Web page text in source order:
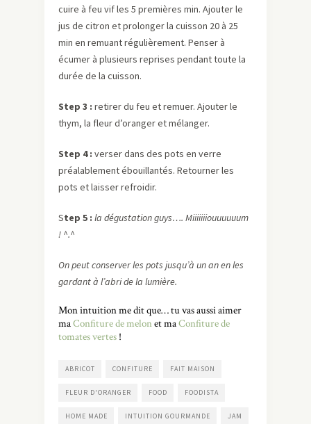
cuire à feu vif les 5 premières min. Ajouter le
jus de citron et prolonger la cuisson 20 à 25
min en remuant régulièrement. Penser à
écumer à plusieurs reprises pendant toute la
durée de la cuisson.
Step 3 : retirer du feu et remuer. Ajouter le
thym, la fleur d’oranger et mélanger.
Step 4 : verser dans des pots en verre
préalablement ébouillantés. Retourner les
pots et laisser refroidir.
Step 5 : la dégustation guys…. Miiiiiiiouuuuuum
! ^.^
On peut conserver les pots jusqu’à un an en les
gardant à l’abri de la lumière.
Mon intuition me dit que… tu vas aussi aimer
maConfiture de melonet maConfiture de
tomates vertes !
ABRICOT CONFITURE FAIT MAISON
FLEUR D'ORANGER FOOD FOODISTA
HOME MADE INTUITION GOURMANDE JAM